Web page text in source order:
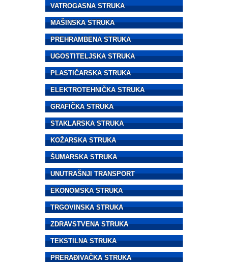
VATROGASNA STRUKA
MAŠINSKA STRUKA
PREHRAMBENA STRUKA
UGOSTITELJSKA STRUKA
PLASTIČARSKA STRUKA
ELEKTROTEHNIČKA STRUKA
GRAFIČKA STRUKA
STAKLARSKA STRUKA
KOŽARSKA STRUKA
ŠUMARSKA STRUKA
UNUTRAŠNJI TRANSPORT
EKONOMSKA STRUKA
TRGOVINSKA STRUKA
ZDRAVSTVENA STRUKA
TEKSTILNA STRUKA
PRERAĐIVAČKA STRUKA